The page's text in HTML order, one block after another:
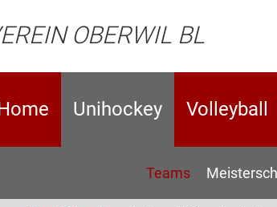
OBERWIL BL
Unihockey Volleyball
Teams